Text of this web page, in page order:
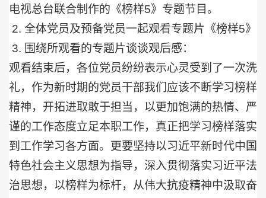
电视总台联合制作的《榜样5》专题节目。
2. 全体党员及预备党员一起观看专题片《榜样5》
3. 围绕所观看的专题片谈谈观后感：
观看结束后，各位党员纷纷表示心灵受到了一次洗
礼，作为新时期的党员干部我们应该不断学习榜样
精神，开拓进取敢于担当，以更加饱满的热情、严
谨的工作态度立足本职工作，真正把学习榜样落实
到工作学习各方面。更要坚持以习近平新时代中国
特色社会主义思想为指导，深入贯彻落实习近平法
治思想，以榜样为标杆，从伟大抗疫精神中汲取奋